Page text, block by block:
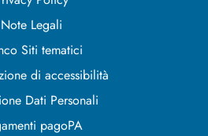
Note Legali
Siti tematici
di accessibilità
Dati Personali
pagoPA